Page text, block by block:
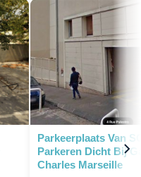
P
Parkeerplaats Van
Parkeren Dicht Bij
Charles Marseille